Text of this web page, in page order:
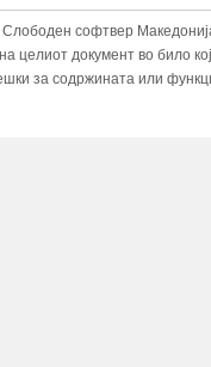
софтвер
документ во било
за содржината или